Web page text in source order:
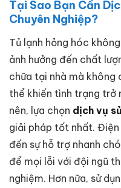
Tại Sao Bạn Cần
Chuyên Nghiệp?
Tủ lạnh hỏng hóc
ảnh hưởng đến chất
chữa tại nhà mà không
thể khiến tình trạng trở
nên, lựa chọn dịch vụ
giải pháp tốt nhất. Điện
đến sự hỗ trợ nhanh
để mọi lỗi với đội ngũ
nghiệm. Hơn nữa, sử